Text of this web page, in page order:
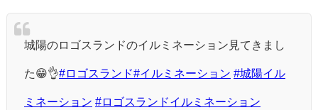
城陽のロゴスランドのイルミネーション見てきまし
た😁👌#ロゴスランド#イルミネーション #城陽イル
ミネーション #ロゴスランドイルミネーション